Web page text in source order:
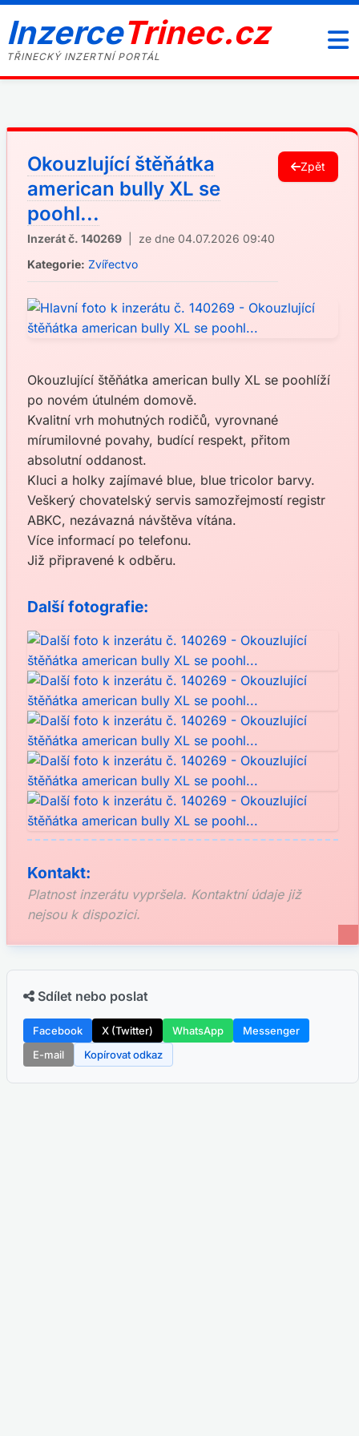
InzerceTrinec.cz
TŘINECKÝ INZERTNÍ PORTÁL
Okouzlující štěňátka
american bully XL se
poohl...
Inzerát č. 140269 | ze dne 04.07.2026 09:40
Kategorie: Zvířectvo
Zpět
Okouzlující štěňátka american bully XL se poohlíží
po novém útulném domově.
Kvalitní vrh mohutných rodičů, vyrovnané
mírumilovné povahy, budící respekt, přitom
absolutní oddanost.
Kluci a holky zajímavé blue, blue tricolor barvy.
Veškerý chovatelský servis samozřejmostí registr
ABKC, nezávazná návštěva vítána.
Více informací po telefonu.
Již připravené k odběru.
Další fotografie:
Kontakt:
Platnost inzerátu vypršela. Kontaktní údaje již
nejsou k dispozici.
Sdílet nebo poslat
Facebook X (Twitter) WhatsApp
Messenger
E-mail
Kopírovat odkaz